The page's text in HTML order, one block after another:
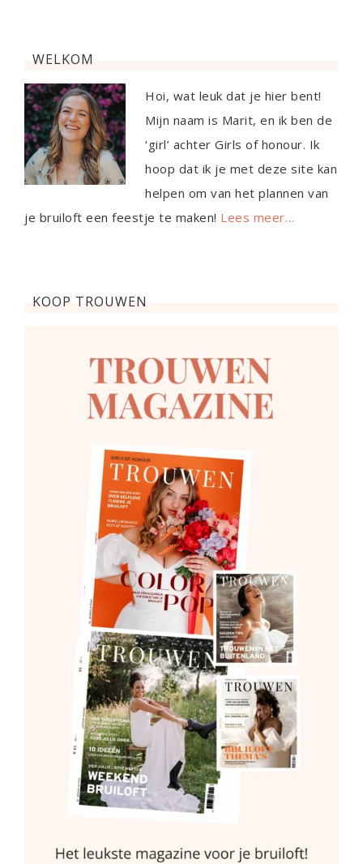
WELKOM
Hoi, wat leuk dat je hier bent!
Mijn naam is Marit, en ik ben de
‘girl’ achter Girls of honour. Ik
hoop dat ik je met deze site kan
helpen om van het plannen van
je bruiloft een feestje te maken! Lees meer…
KOOP TROUWEN